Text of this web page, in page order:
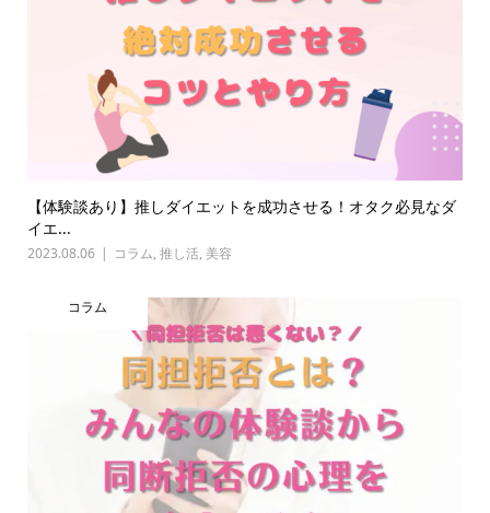
【体験談あり】推しダイエットを成功させる！オタク必見なダ
イエ...
2023.08.06 コラム, 推し活, 美容
コラム